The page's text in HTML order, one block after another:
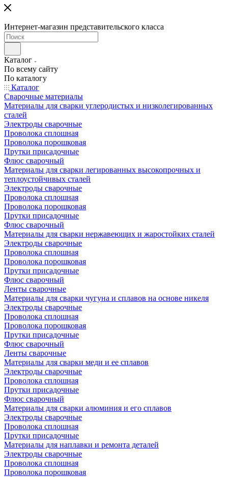
Интернет-магазин представительского класса
Каталог
По всему сайту
По каталогу
Каталог
Сварочные материалы
Материалы для сварки углеродистых и низколегированных
сталей
Электроды сварочные
Проволока сплошная
Проволока порошковая
Прутки присадочные
Флюс сварочный
Материалы для сварки легированных высокопрочных и
теплоустойчивых сталей
Электроды сварочные
Проволока сплошная
Проволока порошковая
Прутки присадочные
Флюс сварочный
Материалы для сварки нержавеющих и жаростойких сталей
Электроды сварочные
Проволока сплошная
Проволока порошковая
Прутки присадочные
Флюс сварочный
Ленты сварочные
Материалы для сварки чугуна и сплавов на основе никеля
Электроды сварочные
Проволока сплошная
Проволока порошковая
Прутки присадочные
Флюс сварочный
Ленты сварочные
Материалы для сварки меди и ее сплавов
Электроды сварочные
Проволока сплошная
Прутки присадочные
Флюс сварочный
Материалы для сварки алюминия и его сплавов
Электроды сварочные
Проволока сплошная
Прутки присадочные
Материалы для наплавки и ремонта деталей
Электроды сварочные
Проволока сплошная
Проволока порошковая